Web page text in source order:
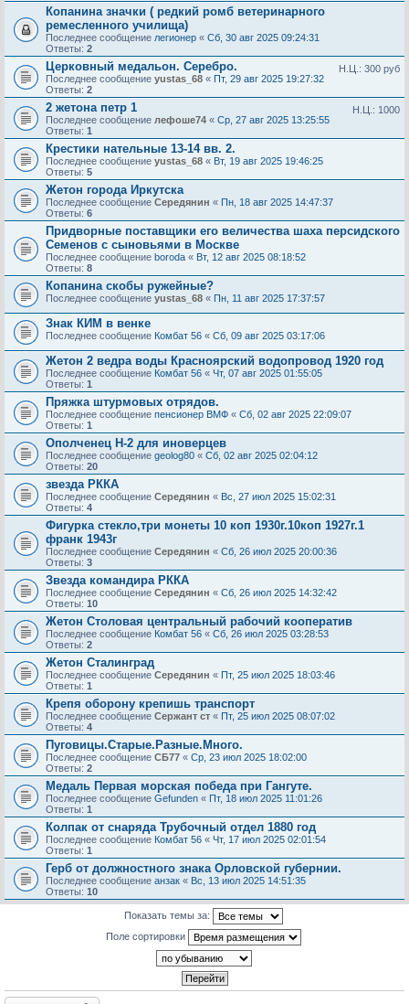
Копанина значки ( редкий ромб ветеринарного
ремесленного училища)
Последнее сообщение легионер « Сб, 30 авг 2025 09:24:31
Ответы: 2
Н.Ц.: 300 руб
Церковный медальон. Серебро.
Последнее сообщение yustas_68 « Пт, 29 авг 2025 19:27:32
Ответы: 2
Н.Ц.: 1000
2 жетона петр 1
Последнее сообщение лефоше74 « Ср, 27 авг 2025 13:25:55
Ответы: 1
Крестики нательные 13-14 вв. 2.
Последнее сообщение yustas_68 « Вт, 19 авг 2025 19:46:25
Ответы: 5
Жетон города Иркутска
Последнее сообщение Середянин « Пн, 18 авг 2025 14:47:37
Ответы: 6
Придворные поставщики его величества шаха персидского
Семенов с сыновьями в Москве
Последнее сообщение boroda « Вт, 12 авг 2025 08:18:52
Ответы: 8
Копанина скобы ружейные?
Последнее сообщение yustas_68 « Пн, 11 авг 2025 17:37:57
Знак КИМ в венке
Последнее сообщение Комбат 56 « Сб, 09 авг 2025 03:17:06
Жетон 2 ведра воды Красноярский водопровод 1920 год
Последнее сообщение Комбат 56 « Чт, 07 авг 2025 01:55:05
Ответы: 1
Пряжка штурмовых отрядов.
Последнее сообщение пенсионер ВМФ « Сб, 02 авг 2025 22:09:07
Ответы: 1
Ополченец Н-2 для иноверцев
Последнее сообщение geolog80 « Сб, 02 авг 2025 02:04:12
Ответы: 20
звезда РККА
Последнее сообщение Середянин « Вс, 27 июл 2025 15:02:31
Ответы: 4
Фигурка стекло,три монеты 10 коп 1930г.10коп 1927г.1
франк 1943г
Последнее сообщение Середянин « Сб, 26 июл 2025 20:00:36
Ответы: 3
Звезда командира РККА
Последнее сообщение Середянин « Сб, 26 июл 2025 14:32:42
Ответы: 10
Жетон Столовая центральный рабочий кооператив
Последнее сообщение Комбат 56 « Сб, 26 июл 2025 03:28:53
Ответы: 2
Жетон Сталинград
Последнее сообщение Середянин « Пт, 25 июл 2025 18:03:46
Ответы: 1
Крепя оборону крепишь транспорт
Последнее сообщение Сержант ст « Пт, 25 июл 2025 08:07:02
Ответы: 4
Пуговицы.Старые.Разные.Много.
Последнее сообщение СБ77 « Ср, 23 июл 2025 18:02:00
Ответы: 2
Медаль Первая морская победа при Гангуте.
Последнее сообщение Gefunden « Пт, 18 июл 2025 11:01:26
Ответы: 1
Колпак от снаряда Трубочный отдел 1880 год
Последнее сообщение Комбат 56 « Чт, 17 июл 2025 02:01:54
Ответы: 1
Герб от должностного знака Орловской губернии.
Последнее сообщение анзак « Вс, 13 июл 2025 14:51:35
Ответы: 10
Показать темы за:
Поле сортировки